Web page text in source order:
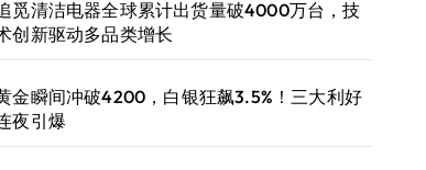
觅清洁电器全球累计出货量破4000万台，技
创新驱动多品类增长
金瞬间冲破4200，白银狂飙3.5%！三大利好
夜引爆